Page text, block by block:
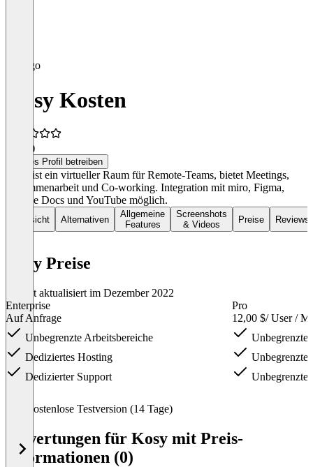
Kosy Kosten
(1)
Dieses Profil betreiben
Kosy ist ein virtueller Raum für Remote-Teams, bietet Meetings,
Zusammenarbeit und Co-working. Integration mit miro, Figma,
Google Docs und YouTube möglich.
Übersicht Alternativen
Allgemeine
Features
Screenshots
& Videos
Preise Reviews
Kosy Preise
Zuletzt aktualisiert im Dezember 2022
Enterprise
Auf Anfrage
Unbegrenzte Arbeitsbereiche
Dediziertes Hosting
Dedizierter Support
Pro
12,00 $/ User /
Unbegrenzte
Unbegrenzte
Unbegrenzte
Kostenlose Testversion (14 Tage)
Bewertungen für Kosy mit Preis-
Informationen (0)